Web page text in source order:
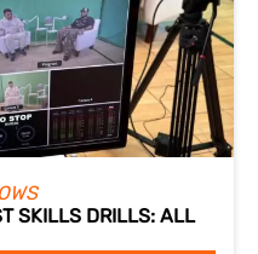
SKILLS DRILLS: ALL